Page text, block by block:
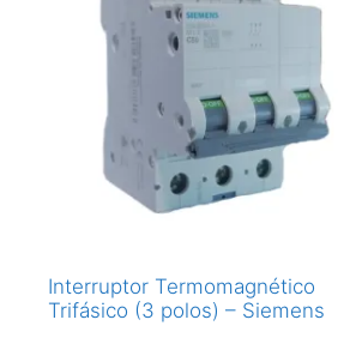
Interruptor Termomagnético
Trifásico (3 polos) – Siemens